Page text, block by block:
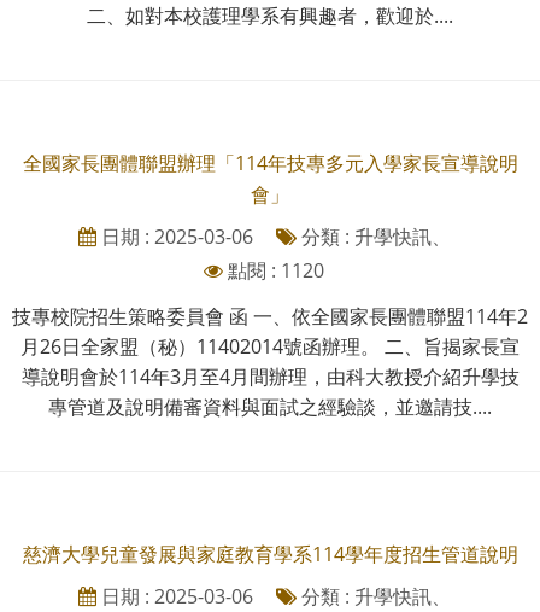
二、如對本校護理學系有興趣者，歡迎於....
全國家長團體聯盟辦理「114年技專多元入學家長宣導說明
會」
日期 : 2025-03-06
分類 : 升學快訊、
點閱 : 1120
技專校院招生策略委員會 函 一、依全國家長團體聯盟114年2
月26日全家盟（秘）11402014號函辦理。 二、旨揭家長宣
導說明會於114年3月至4月間辦理，由科大教授介紹升學技
專管道及說明備審資料與面試之經驗談，並邀請技....
慈濟大學兒童發展與家庭教育學系114學年度招生管道說明
日期 : 2025-03-06
分類 : 升學快訊、